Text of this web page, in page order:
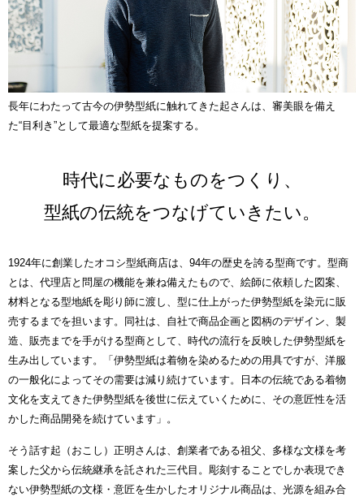
長年にわたって古今の伊勢型紙に触れてきた起さんは、審美眼を備え
た“目利き”として最適な型紙を提案する。
時代に必要なものをつくり、
型紙の伝統をつなげていきたい。
1924年に創業したオコシ型紙商店は、94年の歴史を誇る型商です。型商
とは、代理店と問屋の機能を兼ね備えたもので、絵師に依頼した図案、
材料となる型地紙を彫り師に渡し、型に仕上がった伊勢型紙を染元に販
売するまでを担います。同社は、自社で商品企画と図柄のデザイン、製
造、販売までを手がける型商として、時代の流行を反映した伊勢型紙を
生み出しています。「伊勢型紙は着物を染めるための用具ですが、洋服
の一般化によってその需要は減り続けています。日本の伝統である着物
文化を支えてきた伊勢型紙を後世に伝えていくために、その意匠性を活
かした商品開発を続けています」。
そう話す起（おこし）正明さんは、創業者である祖父、多様な文様を考
案した父から伝統継承を託された三代目。彫刻することでしか表現でき
ない伊勢型紙の文様・意匠を生かしたオリジナル商品は、光源を組み合